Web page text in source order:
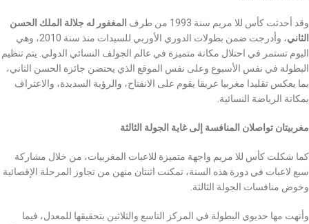
وقد أحدثت كأس للا مريم سنة 1993 من طرف
المغفور له جلالة الملك الحسن
الثاني
، وأدرجت ضمن بطولات الدوري الأوربي للسيدات منذ سنة 2010، وهي
اليوم تستمر في احتلال مكانة متميزة في عالم الجولف النسائي الدولي. يتم تنظيم
البطولة في نفس الأسبوع وعلى نفس الموقع الذي يحتضن جائزة الحسن الثاني،
بما يعكس تقليدا مغربيا عريقا يقوم على الانفتاح، والرؤية السديدة، والاعتراف
بمكانة الرياضة النسائية.
مغربيتان تواصلان المنافسة إلى غاية الجولة الثالثة
كما شكلت كأس للا مريم واجهة متميزة للاعبات المغربيات، من خلال مشاركة
سبع لاعبات في دورة هذه السنة، تمكنت اثنتان منهن من تجاوز المرحلة الإقصائية
وخوض منافسات الجولة الثالثة.
وأنهت مها حديوي البطولة في المركز التاسع والثلاثين بتحقيقها للمعدل، فيما